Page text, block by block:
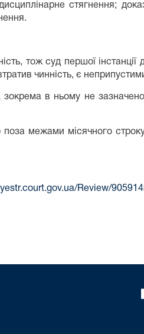
стягнення;
тож суд першої інстанції
чинність, є
зокрема в ньому не
поза межами місячного
Review/